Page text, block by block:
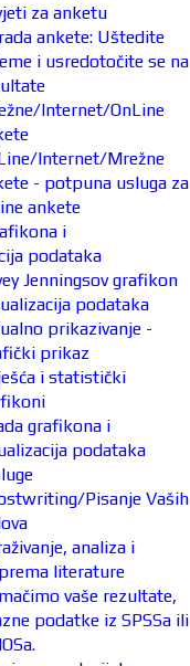
za anketu
ankete: Uštedite
i usredotočite se na
Internet/OnLine
Internet/Mrežne
- potpuna usluga za
ankete
i
podataka
Jenningsov grafikon
podataka
prikazivanje -
prikaz
i statistički
grafikona i
podataka
Pisanje Vaših
analiza i
literature
vaše rezultate,
podatke iz SPSSa ili